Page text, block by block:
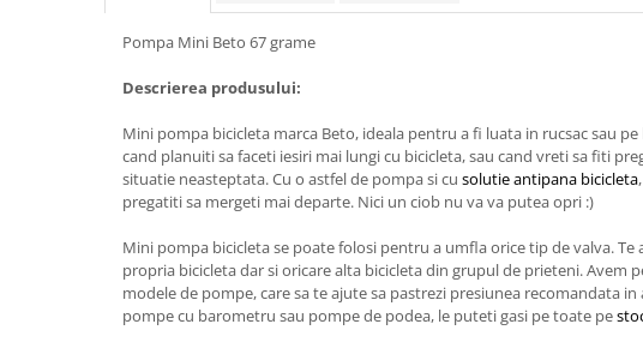
Pompa Mini Beto 67 grame
Descrierea produsului:
Mini pompa bicicleta marca Beto, ideala pentru a fi luata in rucsac sau
cand planuiti sa faceti iesiri mai lungi cu bicicleta, sau cand vreti sa fiti
situatie neasteptata. Cu o astfel de pompa si cu solutie antipana bicicleta
pregatiti sa mergeti mai departe. Nici un ciob nu va va putea opri :)
Mini pompa bicicleta se poate folosi pentru a umfla orice tip de valva. Te
propria bicicleta dar si oricare alta bicicleta din grupul de prieteni. Avem
modele de pompe, care sa te ajute sa pastrezi presiunea recomandata
pompe cu barometru sau pompe de podea, le puteti gasi pe toate pe